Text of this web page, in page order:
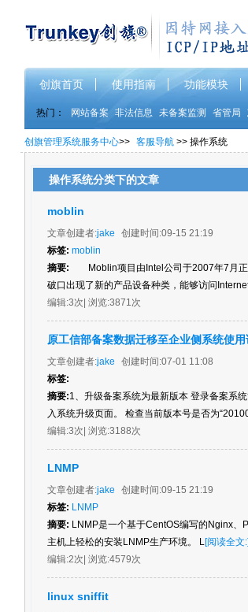
创旗首页 使用指南 功能模块
热门： 网站备案 非法信息 未备案监测 省管局
创旗管理系统服务中心>> 客服导航 >> 操作系统
操作系统分类下的文章
moblin
文章创建者:jake 创建时间:09-15 21:19
标签: moblin
摘要: Moblin项目由Intel公司于2007年7月正
破口出现了新的产品设备种类，能够访问
编辑:3次 | 浏览:3871次
原工信部备案数据迁移至企业侧系统使用
文章创建者:jake 创建时间:07-01 11:08
标签:
摘要:1、升级备案系统为最新版本 登录备案系
入系统升级页面。 检查当前版本号是否为
编辑:3次 | 浏览:3188次
LNMP
文章创建者:jake 创建时间:09-15 21:19
标签: LNMP
摘要: LNMP是一个基于CentOS编写的Nginx
主机上轻松的安装LNMP生产环境。 L[阅读全文:]
编辑:2次 | 浏览:4579次
linux sniffit